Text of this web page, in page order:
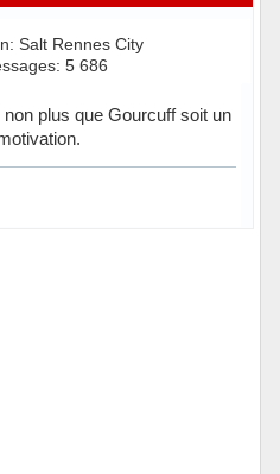
Salt Rennes City
5 686
plus que Gourcuff soit un